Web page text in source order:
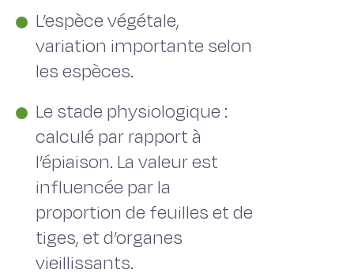
L’espèce végétale,
variation importante selon
les espèces.
Le stade physiologique :
calculé par rapport à
l’épiaison. La valeur est
influencée par la
proportion de feuilles et de
tiges, et d’organes
vieillissants.